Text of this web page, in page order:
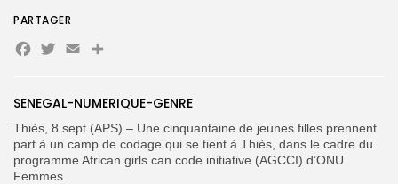
Search
FR
SENEGAL-NUMERIQUE-GENRE
Thiès, 8 sept (APS) – Une cinquantaine de jeunes filles prennent
part à un camp de codage qui se tient à Thiès, dans le cadre du
programme African girls can code initiative (AGCCI) d’ONU
Femmes.
PARTAGER
Facebook
Twitter
EmailPartager